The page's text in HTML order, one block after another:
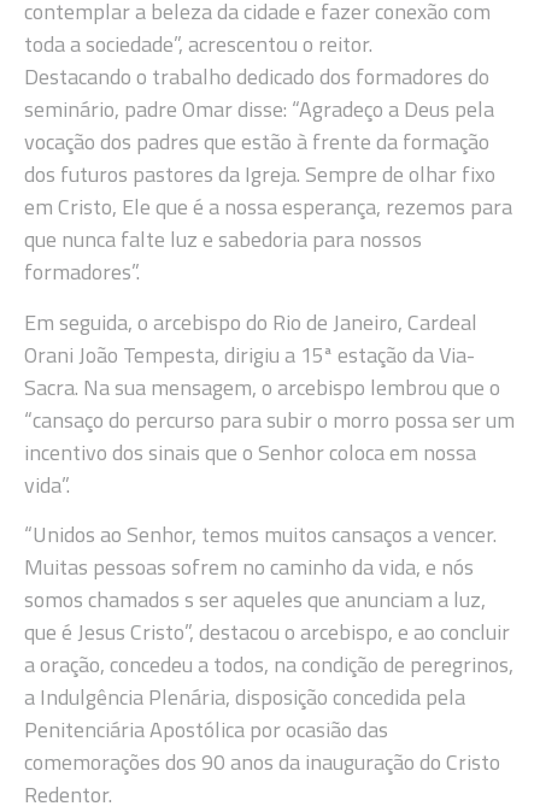
contemplar a beleza da cidade e fazer conexão com
toda a sociedade”, acrescentou o reitor.
Destacando o trabalho dedicado dos formadores do
seminário, padre Omar disse: “Agradeço a Deus pela
vocação dos padres que estão à frente da formação
dos futuros pastores da Igreja. Sempre de olhar fixo
em Cristo, Ele que é a nossa esperança, rezemos para
que nunca falte luz e sabedoria para nossos
formadores”.
Em seguida, o arcebispo do Rio de Janeiro, Cardeal
Orani João Tempesta, dirigiu a 15ª estação da Via-
Sacra. Na sua mensagem, o arcebispo lembrou que o
“cansaço do percurso para subir o morro possa ser um
incentivo dos sinais que o Senhor coloca em nossa
vida”.
“Unidos ao Senhor, temos muitos cansaços a vencer.
Muitas pessoas sofrem no caminho da vida, e nós
somos chamados s ser aqueles que anunciam a luz,
que é Jesus Cristo”, destacou o arcebispo, e ao concluir
a oração, concedeu a todos, na condição de peregrinos,
a Indulgência Plenária, disposição concedida pela
Penitenciária Apostólica por ocasião das
comemorações dos 90 anos da inauguração do Cristo
Redentor.